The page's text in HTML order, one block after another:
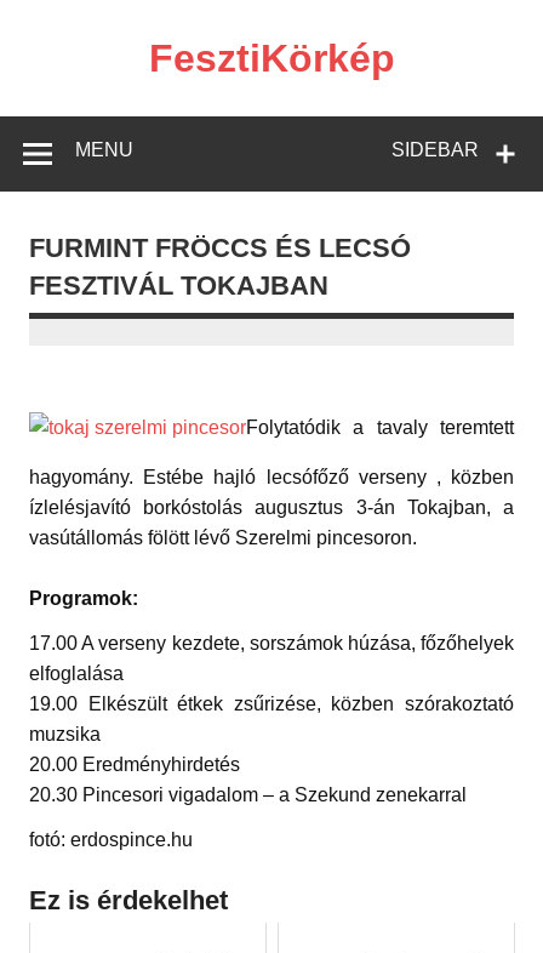
FesztiKörkép
SIDEBAR
MENU
FURMINT FRÖCCS ÉS LECSÓ
FESZTIVÁL TOKAJBAN
Folytatódik a tavaly teremtett
hagyomány. Estébe hajló lecsófőző verseny , közben
ízlelésjavító borkóstolás augusztus 3-án Tokajban, a
vasútállomás fölött lévő Szerelmi pincesoron.
Programok:
17.00 A verseny kezdete, sorszámok húzása, főzőhelyek
elfoglalása
19.00 Elkészült étkek zsűrizése, közben szórakoztató
muzsika
20.00 Eredményhirdetés
20.30 Pincesori vigadalom – a Szekund zenekarral
fotó: erdospince.hu
Ez is érdekelhet